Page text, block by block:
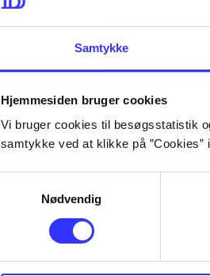
Samtykke
Hjemmesiden bruger cookies
Vi bruger cookies til besøgsstatistik
samtykke ved at klikke på
Nødvendig
...